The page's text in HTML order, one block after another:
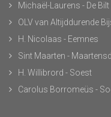
Michaël-Laurens - De Bilt
OLV van Altijddurende
H. Nicolaas - Eemnes
Sint Maarten -
H. Willibrord - Soest
Carolus Borromeüs -